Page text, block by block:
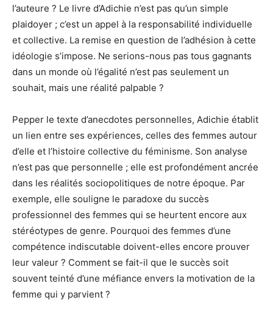
l’auteure ? Le livre d’Adichie n’est pas qu’un simple
plaidoyer ; c’est un appel à la responsabilité individuelle
et collective. La remise en question de l’adhésion à cette
idéologie s’impose. Ne serions-nous pas tous gagnants
dans un monde où l’égalité n’est pas seulement un
souhait, mais une réalité palpable ?
Pepper le texte d’anecdotes personnelles, Adichie établit
un lien entre ses expériences, celles des femmes autour
d’elle et l’histoire collective du féminisme. Son analyse
n’est pas que personnelle ; elle est profondément ancrée
dans les réalités sociopolitiques de notre époque. Par
exemple, elle souligne le paradoxe du succès
professionnel des femmes qui se heurtent encore aux
stéréotypes de genre. Pourquoi des femmes d’une
compétence indiscutable doivent-elles encore prouver
leur valeur ? Comment se fait-il que le succès soit
souvent teinté d’une méfiance envers la motivation de la
femme qui y parvient ?